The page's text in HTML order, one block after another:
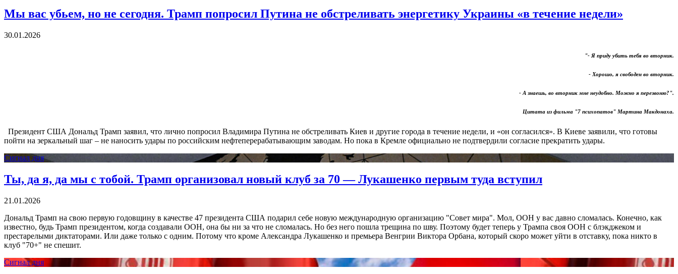
Мы вас убьем, но не сегодня. Трамп попросил Путина не обстреливать энергетику Украины «в течение недели»
30.01.2026
"⁠- Я приду убить тебя во вторник.
- Хорошо, я свободен во вторник.
- А знаешь, во вторник мне неудобно. Можно я перезвоню?".
Цитата из фильма "7 психопатов" Мартина Макдонаха.
Президент США Дональд Трамп заявил, что лично попросил Владимира Путина не обстреливать Киев и другие города в течение недели, и «он согласился». В Киеве заявили, что готовы
пойти на зеркальный шаг – не наносить удары по российским нефтеперерабатывающим заводам. Но пока в Кремле официально не подтвердили согласие прекратить удары.
Сигнал дня
Ты, да я, да мы с тобой. Трамп организовал новый клуб за 70 — Лукашенко первым туда вступил
21.01.2026
Дональд Трамп на свою первую годовщину в качестве 47 президента США подарил себе новую международную организацию "Совет мира". Мол, ООН у вас давно сломалась. Конечно, как
известно, будь Трамп президентом, когда создавали ООН, она бы ни за что не сломалась. Но без него пошла трещина по шву. Поэтому будет теперь у Трампа своя ООН с блэкджеком и
престарелыми диктаторами. Или даже только с одним. Потому что кроме Александра Лукашенко и премьера Венгрии Виктора Орбана, который скоро может уйти в отставку, пока никто в
клуб "70+" не спешит.
Сигнал дня